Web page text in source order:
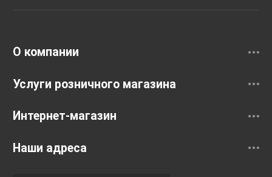
О компании
Услуги розничного магазина
Интернет-магазин
Наши адреса